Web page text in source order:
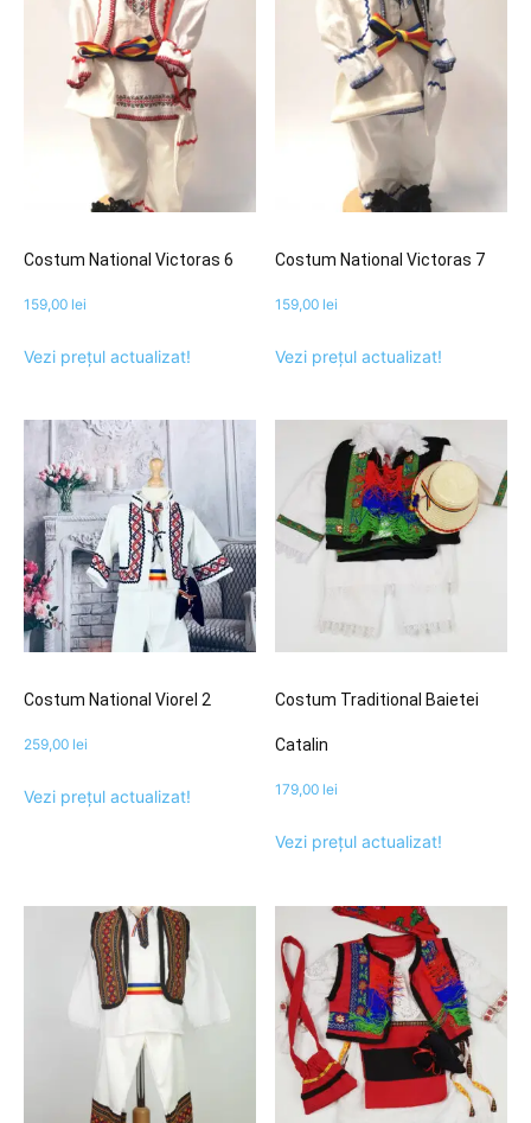
Costum National Victoras 6
159,00 lei
Vezi prețul actualizat!
Costum National Victoras 7
159,00 lei
Vezi prețul actualizat!
Costum National Viorel 2
259,00 lei
Vezi prețul actualizat!
Costum Traditional Baietei
Catalin
179,00 lei
Vezi prețul actualizat!